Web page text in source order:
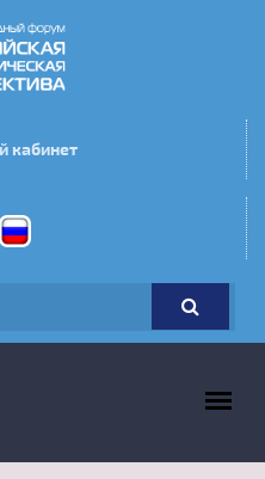
кабинет